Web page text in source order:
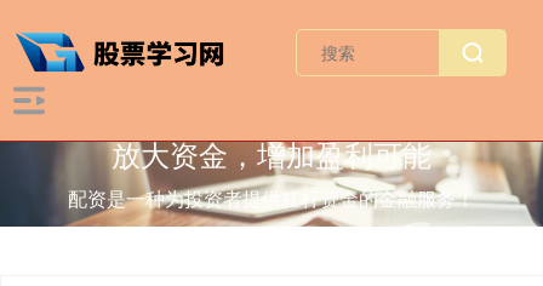
放大资金，增加盈利可能
配资是一种为投资者提供杠杆资金的金融服务！